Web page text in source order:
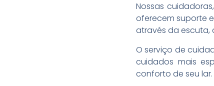
Nossas
oferecem suporte
através da escuta,
O serviço de
cuidados mais
conforto de seu lar.